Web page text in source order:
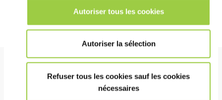
Autoriser tous les cookies
Autoriser la sélection
Refuser tous les cookies sauf les cookies
nécessaires
了解更多关于绿道的信息